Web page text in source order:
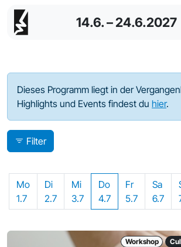
14.6. – 24.6.2027
Programm - 2024
Dieses Programm liegt in der
Highlights und Events findest du hier.
Filter
Mo
1.7
Di
2.7
Mi
3.7
Do
4.7
Fr
5.7
Sa
6.7
Workshop